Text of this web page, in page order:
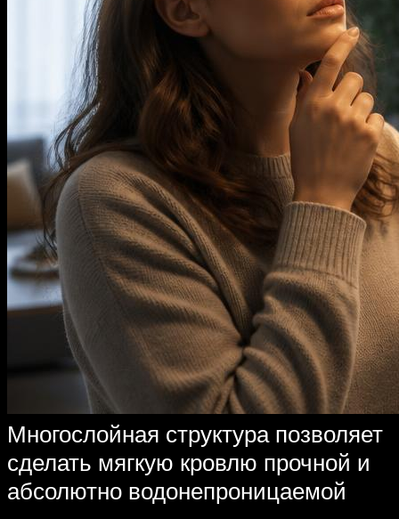
Многослойная структура позволяет
сделать мягкую кровлю прочной и
абсолютно водонепроницаемой